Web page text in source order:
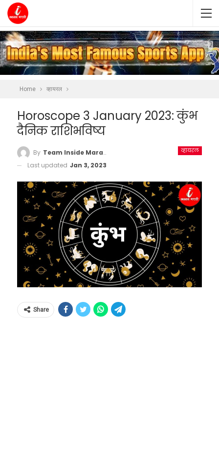
Home व्हायरल
Horoscope 3 January 2023: कुंभ
दैनिक राशिभविष्य
व्हायरल
By Team Inside Marathi
Last updated Jan 3, 2023
Share